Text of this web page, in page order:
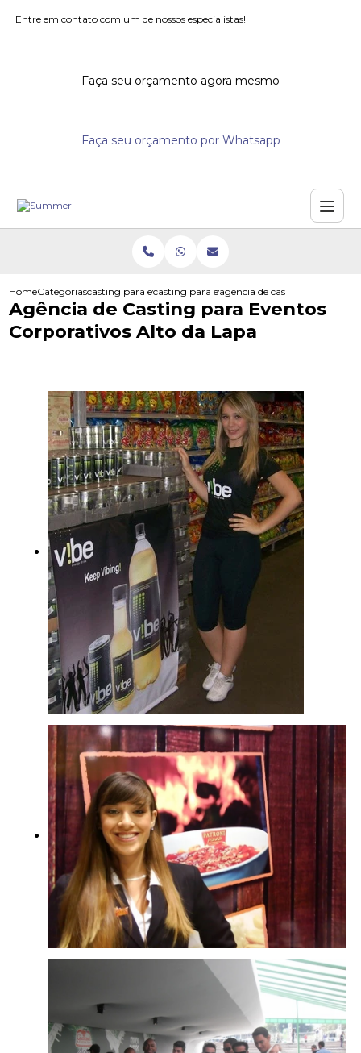
Entre em contato com um de nossos especialistas!
Faça seu orçamento agora mesmo
Faça seu orçamento por Whatsapp
HomeCategoriascasting para eventoscasting para eventoagencia de casting para
Agência de Casting para Eventos
Corporativos Alto da Lapa